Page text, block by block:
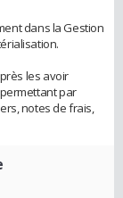
dans la Gestion
les avoir
par
notes de frais,